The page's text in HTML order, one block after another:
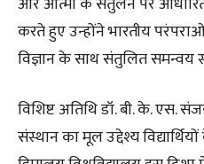
करते हुए उन्होंने भारतीय
विज्ञान के साथ संतुलित समन्वय
विशिष्ट अतिथि डॉ. बी. के. एस.
संस्थान का मूल उद्देश्य